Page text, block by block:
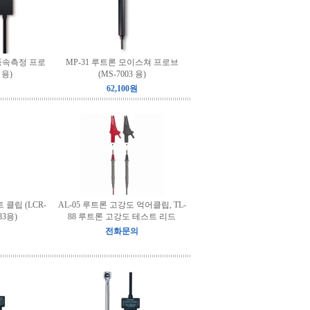
측정 프로
용)
MP-31 루트론 모이스쳐 프로브
(MS-7003 용)
62,100원
클립 (LCR-
용)
AL-05 루트론 고강도 억어클립, TL-
88 루트론 고강도 테스트 리드
전화문의